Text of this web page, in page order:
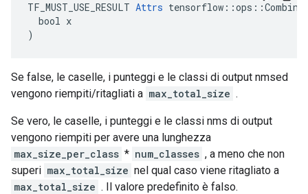
TF_MUST_USE_RESULT Attrs
  bool x
)
Se false, le caselle, i punteggi e le classi di output nmsed
vengono riempiti/ritagliati a max_total_size .
Se vero, le caselle, i punteggi e le classi nms di output
vengono riempiti per avere una lunghezza
max_size_per_class * num_classes , a meno che non
superi max_total_size nel qual caso viene ritagliato a
max_total_size . Il valore predefinito è falso.